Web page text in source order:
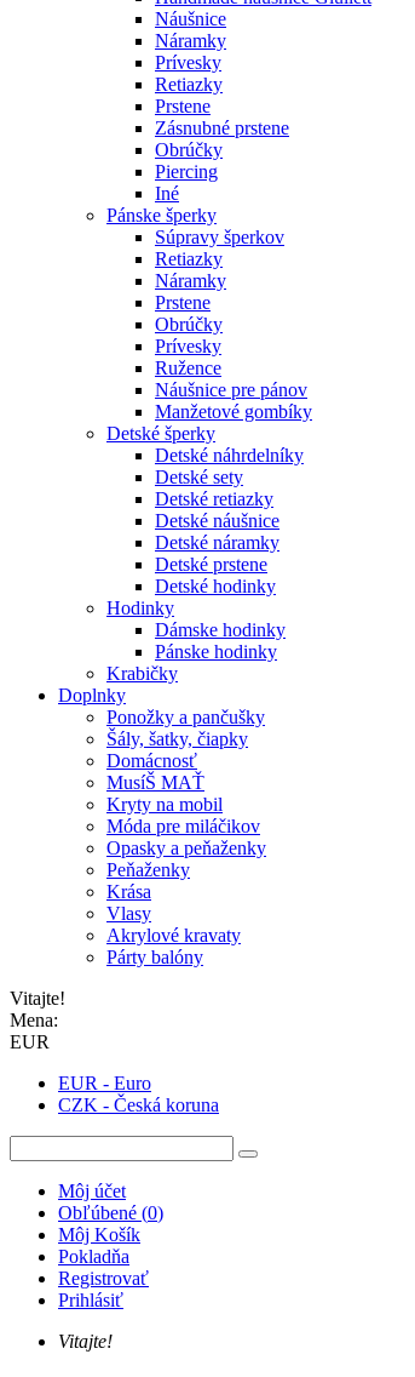
Náušnice
Náramky
Prívesky
Retiazky
Prstene
Zásnubné prstene
Obrúčky
Piercing
Iné
Pánske šperky
Súpravy šperkov
Retiazky
Náramky
Prstene
Obrúčky
Prívesky
Ružence
Náušnice pre pánov
Manžetové gombíky
Detské šperky
Detské náhrdelníky
Detské sety
Detské retiazky
Detské náušnice
Detské náramky
Detské prstene
Detské hodinky
Hodinky
Dámske hodinky
Pánske hodinky
Krabičky
Doplnky
Ponožky a pančušky
Šály, šatky, čiapky
Domácnosť
MusíŠ MAŤ
Kryty na mobil
Móda pre miláčikov
Opasky a peňaženky
Peňaženky
Krása
Vlasy
Akrylové kravaty
Párty balóny
Vitajte!
Mena:
EUR
EUR - Euro
CZK - Česká koruna
Môj účet
Obľúbené (0)
Môj Košík
Pokladňa
Registrovať
Prihlásiť
Vitajte!